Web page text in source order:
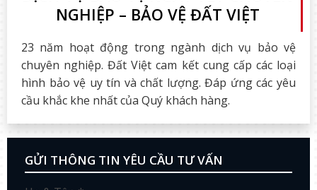
NGHIỆP – BẢO VỆ ĐẤT VIỆT
23 năm hoạt động trong ngành dịch vụ bảo vệ
chuyên nghiệp. Đất Việt cam kết cung cấp các loại
hình bảo vệ uy tín và chất lượng. Đáp ứng các yêu
cầu khắc khe nhất của Quý khách hàng.
GỬI THÔNG TIN YÊU CẦU TƯ VẤN